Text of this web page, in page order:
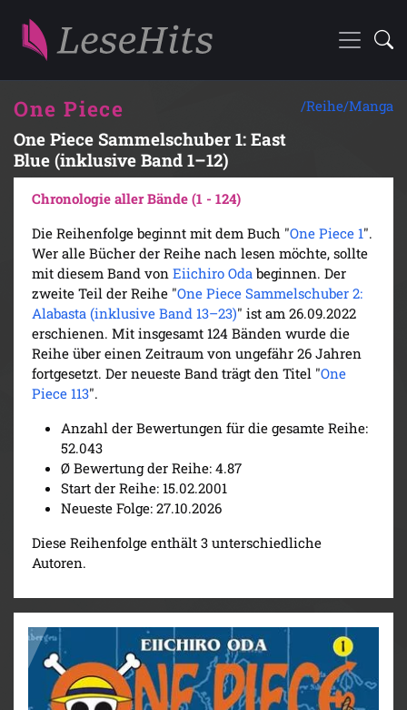
One Piece
One Piece Sammelschuber 1: East
Blue (inklusive Band 1–12)
/Reihe/Manga
Chronologie aller Bände (1 - 124)
Die Reihenfolge beginnt mit dem Buch "One Piece 1".
Wer alle Bücher der Reihe nach lesen möchte, sollte
mit diesem Band von Eiichiro Oda beginnen. Der
zweite Teil der Reihe "One Piece Sammelschuber 2:
Alabasta (inklusive Band 13–23)" ist am 26.09.2022
erschienen. Mit insgesamt 124 Bänden wurde die
Reihe über einen Zeitraum von ungefähr 26 Jahren
fortgesetzt. Der neueste Band trägt den Titel "One
Piece 113".
Anzahl der Bewertungen für die gesamte Reihe:
52.043
Ø Bewertung der Reihe: 4.87
Start der Reihe: 15.02.2001
Neueste Folge: 27.10.2026
Diese Reihenfolge enthält 3 unterschiedliche
Autoren.